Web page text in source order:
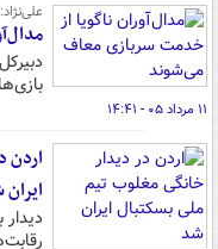
علی‌نژاد:
۱۱ مرداد ۰۵ - ۱۴:۴۱
اردن